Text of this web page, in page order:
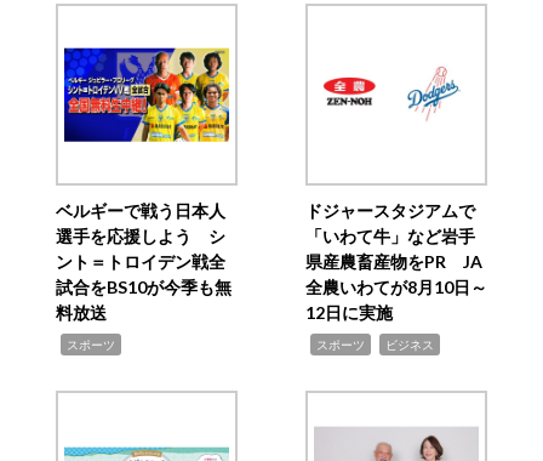
ベルギーで戦う日本人
選手を応援しよう シ
ント＝トロイデン戦全
試合をBS10が今季も無
料放送
スポーツ
ドジャースタジアムで
「いわて牛」など岩手
県産農畜産物をPR JA
全農いわてが8月10日～
12日に実施
スポーツ ビジネス